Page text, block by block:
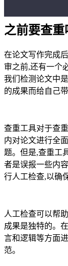
之前要查重
在论文写作完成
审之前,还有一个
我们检测论文中
的成果而给自己
查重工具对于查
内对论文进行全
题。但是,查重工
者是误报一些内
行人工检查,以确
人工检查可以帮
成果是独特的。
言和逻辑等方面
范。